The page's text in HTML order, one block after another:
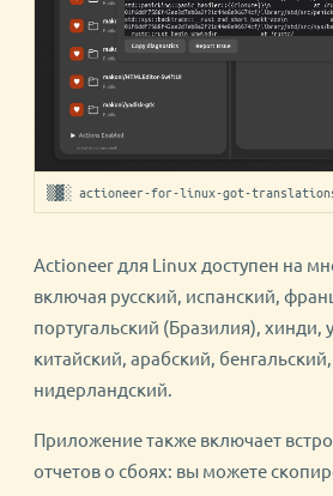
▒▓░ actioneer-for-linux-got-
Actioneer для Linux доступен на
включая русский, испанский,
португальский (Бразилия),
китайский, арабский,
нидерландский.
Приложение также включает
отчетов о сбоях: вы можете